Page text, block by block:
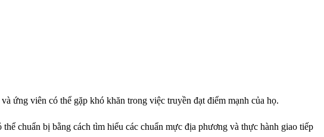
ứng viên có thể gặp khó khăn trong việc truyền đạt điểm mạnh của họ.
chuẩn bị bằng cách tìm hiểu các chuẩn mực địa phương và thực hành giao tiếp